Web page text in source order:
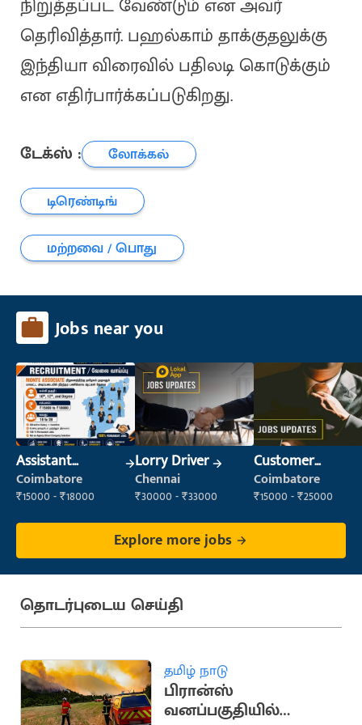
நிறுத்தப்பட வேண்டும் என அவர்
தெரிவித்தார். பஹல்காம் தாக்குதலுக்கு
இந்தியா விரைவில் பதிலடி கொடுக்கும்
என எதிர்பார்க்கப்படுகிறது.
டேக்ஸ் :
லோக்கல்
டிரெண்டிங்
மற்றவை / பொது
Jobs near you
Assistant
Manager
Coimbatore
₹15000 - ₹18000
Lorry Driver
Chennai
₹30000 - ₹33000
Customer
Service Executive
(Customer
Coimbatore
₹15000 - ₹25000
Explore more jobs
தொடர்புடைய செய்தி
தமிழ் நாடு
பிரான்ஸ்
வனப்பகுதியில்